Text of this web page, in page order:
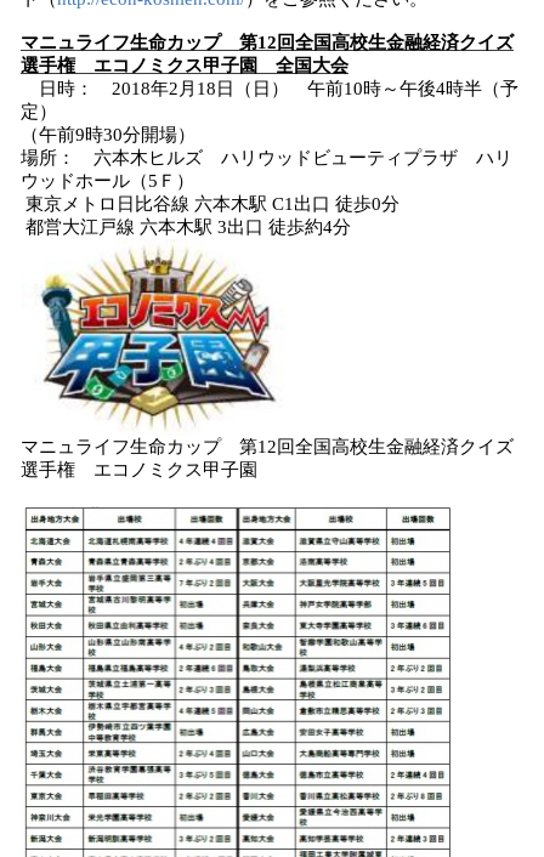
マニュライフ生命カップ 第12回全国高校生金融経済クイズ
選手権 エコノミクス甲子園 全国大会
日時： 2018年2月18日（日） 午前10時～午後4時半（予
定）
（午前9時30分開場）
場所： 六本木ヒルズ ハリウッドビューティプラザ ハリ
ウッドホール（5Ｆ）
東京メトロ日比谷線 六本木駅 C1出口 徒歩0分
都営大江戸線 六本木駅 3出口 徒歩約4分
マニュライフ生命カップ 第12回全国高校生金融経済クイズ
選手権 エコノミクス甲子園